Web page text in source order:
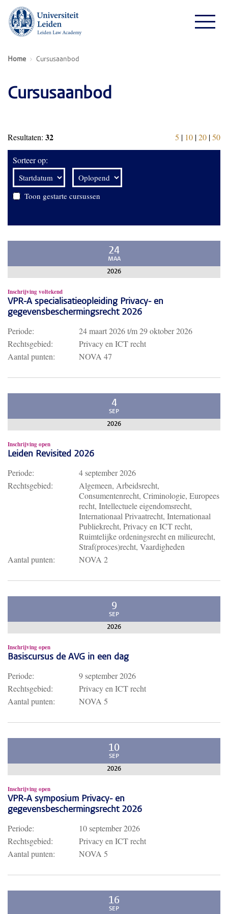
Home Cursusaanbod
Cursusaanbod
Resultaten: 32 5 | 10 |20 |50
Sorteer op:
Toon gestarte cursussen
24
MAA
2026
Inschrijving voltekend
VPR-A specialisatieopleiding Privacy- en
gegevensbeschermingsrecht 2026
Periode: 24 maart 2026t/m29 oktober 2026
Rechtsgebied:
Privacy en ICT recht
Aantal punten:
NOVA 47
4
SEP
2026
Inschrijving open
Leiden Revisited 2026
Periode:
4 september 2026
Rechtsgebied:
Algemeen, Arbeidsrecht,
Consumentenrecht, Criminologie, Europees
recht, Intellectuele eigendomsrecht,
Internationaal Privaatrecht, Internationaal
Publiekrecht, Privacy en ICT recht,
Ruimtelijke ordeningsrecht en milieurecht,
Straf(proces)recht, Vaardigheden
Aantal punten:
NOVA 2
9
SEP
2026
Inschrijving open
Basiscursus de AVG in een dag
Periode:
9 september 2026
Rechtsgebied:
Privacy en ICT recht
Aantal punten:
NOVA 5
10
SEP
2026
Inschrijving open
VPR-A symposium Privacy- en
gegevensbeschermingsrecht 2026
Periode:
10 september 2026
Rechtsgebied:
Privacy en ICT recht
Aantal punten:
NOVA 5
16
SEP